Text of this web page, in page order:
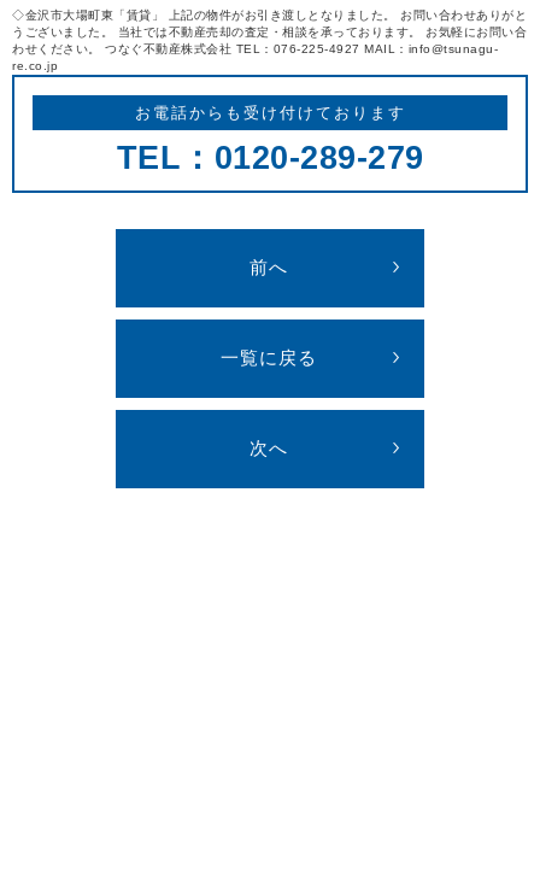
◇金沢市大場町東「賃貸」 上記の物件がお引き渡しとなりました。 お問い合わせありがと
うございました。 当社では不動産売却の査定・相談を承っております。 お気軽にお問い合
わせください。 つなぐ不動産株式会社 TEL：076-225-4927 MAIL：info@tsunagu-
re.co.jp
お電話からも受け付けております
TEL：0120-289-279
前へ
一覧に戻る
次へ